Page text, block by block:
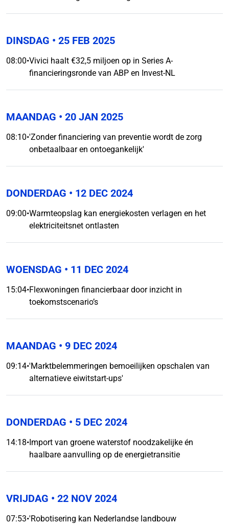
DINSDAG • 25 FEB 2025
08:00•Vivici haalt €32,5 miljoen op in Series A-
financieringsronde van ABP en Invest-NL
MAANDAG • 20 JAN 2025
08:10•'Zonder financiering van preventie wordt de zorg
onbetaalbaar en ontoegankelijk'
DONDERDAG • 12 DEC 2024
09:00•Warmteopslag kan energiekosten verlagen en het
elektriciteitsnet ontlasten
WOENSDAG • 11 DEC 2024
15:04•Flexwoningen financierbaar door inzicht in
toekomstscenario’s
MAANDAG • 9 DEC 2024
09:14•'Marktbelemmeringen bemoeilijken opschalen van
alternatieve eiwitstart-ups'
DONDERDAG • 5 DEC 2024
14:18•Import van groene waterstof noodzakelijke én
haalbare aanvulling op de energietransitie
VRIJDAG • 22 NOV 2024
07:53•'Robotisering kan Nederlandse landbouw